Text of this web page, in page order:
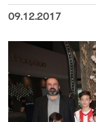
09.12.2017